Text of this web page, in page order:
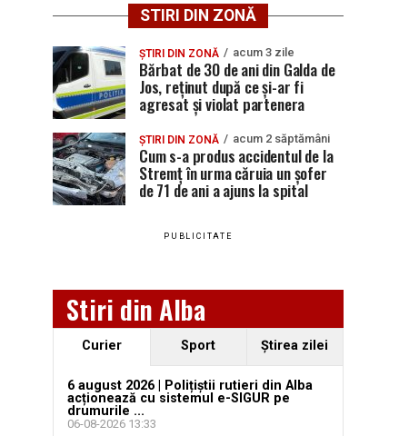
STIRI DIN ZONĂ
ȘTIRI DIN ZONĂ acum 3 zile
Bărbat de 30 de ani din Galda de
Jos, reținut după ce și-ar fi
agresat și violat partenera
ȘTIRI DIN ZONĂ acum 2 săptămâni
Cum s-a produs accidentul de la
Stremț în urma căruia un șofer
de 71 de ani a ajuns la spital
PUBLICITATE
Stiri din Alba
Curier Sport Ştirea zilei
6 august 2026 | Polițiștii rutieri din Alba
acționează cu sistemul e-SIGUR pe
drumurile ...
06-08-2026 13:33